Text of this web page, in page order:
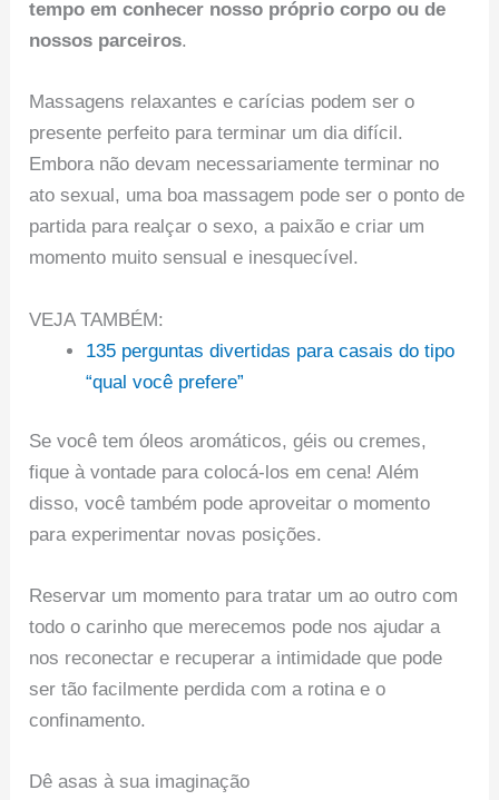
tempo em conhecer nosso próprio corpo ou de
nossos parceiros.
Massagens relaxantes e carícias podem ser o
presente perfeito para terminar um dia difícil.
Embora não devam necessariamente terminar no
ato sexual, uma boa massagem pode ser o ponto de
partida para realçar o sexo, a paixão e criar um
momento muito sensual e inesquecível.
VEJA TAMBÉM:
135 perguntas divertidas para casais do tipo
“qual você prefere”
Se você tem óleos aromáticos, géis ou cremes,
fique à vontade para colocá-los em cena! Além
disso, você também pode aproveitar o momento
para experimentar novas posições.
Reservar um momento para tratar um ao outro com
todo o carinho que merecemos pode nos ajudar a
nos reconectar e recuperar a intimidade que pode
ser tão facilmente perdida com a rotina e o
confinamento.
Dê asas à sua imaginação